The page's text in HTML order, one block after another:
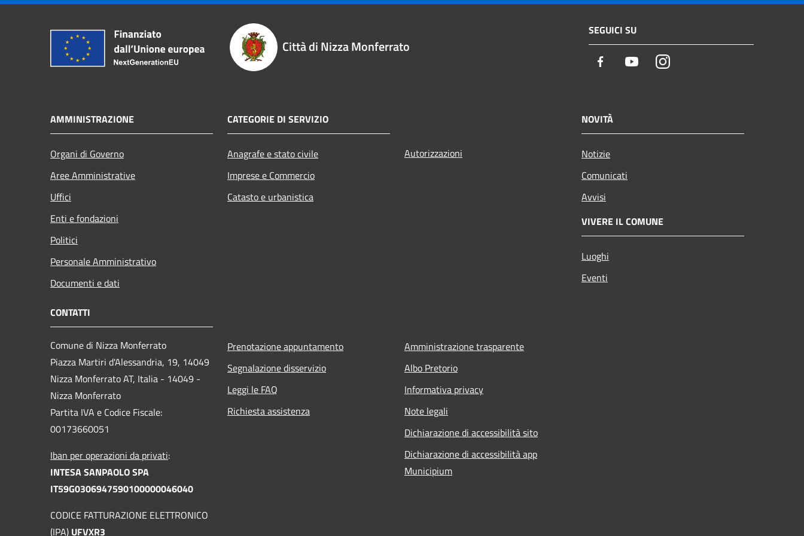
Città di Nizza Monferrato
SEGUICI SU
Facebook YoutubeInstagram
AMMINISTRAZIONE
Organi di Governo
Aree Amministrative
Uffici
Enti e fondazioni
Politici
Personale Amministrativo
Documenti e dati
CATEGORIE DI SERVIZIO
Anagrafe e stato civile
Imprese e Commercio
Catasto e urbanistica
Autorizzazioni
NOVITÀ
Notizie
Comunicati
Avvisi
VIVERE IL COMUNE
Luoghi
Eventi
CONTATTI
Comune di Nizza Monferrato
Piazza Martiri d'Alessandria, 19, 14049
Nizza Monferrato AT, Italia - 14049 -
Nizza Monferrato
Partita IVA e Codice Fiscale:
00173660051
Iban per operazioni da privati:
INTESA SANPAOLO SPA
IT59G0306947590100000046040
CODICE FATTURAZIONE ELETTRONICO
(IPA) UFVXR3
Prenotazione appuntamento
Segnalazione disservizio
Leggi le FAQ
Richiesta assistenza
Amministrazione trasparente
Albo Pretorio
Informativa privacy
Note legali
Dichiarazione di accessibilità sito
Dichiarazione di accessibilità app
Municipium